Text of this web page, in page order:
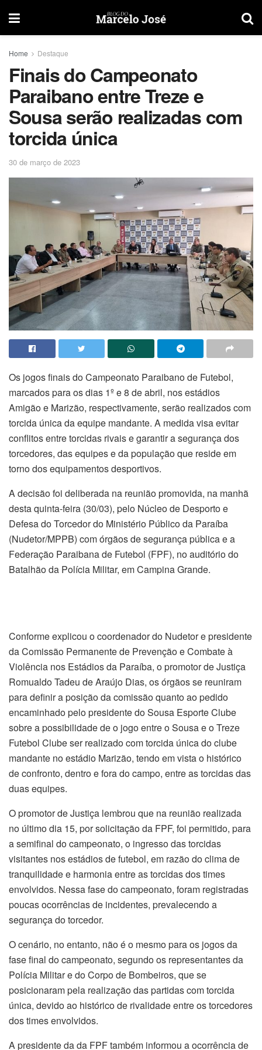
Home Destaque
Finais do Campeonato
Paraibano entre Treze e
Sousa serão realizadas com
torcida única
30 de março de 2023
Os jogos finais do Campeonato Paraibano de Futebol,
marcados para os dias 1º e 8 de abril, nos estádios
Amigão e Marizão, respectivamente, serão realizados com
torcida única da equipe mandante. A medida visa evitar
conflitos entre torcidas rivais e garantir a segurança dos
torcedores, das equipes e da população que reside em
torno dos equipamentos desportivos.
A decisão foi deliberada na reunião promovida, na manhã
desta quinta-feira (30/03), pelo Núcleo de Desporto e
Defesa do Torcedor do Ministério Público da Paraíba
(Nudetor/MPPB) com órgãos de segurança pública e a
Federação Paraibana de Futebol (FPF), no auditório do
Batalhão da Polícia Militar, em Campina Grande.
Conforme explicou o coordenador do Nudetor e presidente
da Comissão Permanente de Prevenção e Combate à
Violência nos Estádios da Paraíba, o promotor de Justiça
Romualdo Tadeu de Araújo Dias, os órgãos se reuniram
para definir a posição da comissão quanto ao pedido
encaminhado pelo presidente do Sousa Esporte Clube
sobre a possibilidade de o jogo entre o Sousa e o Treze
Futebol Clube ser realizado com torcida única do clube
mandante no estádio Marizão, tendo em vista o histórico
de confronto, dentro e fora do campo, entre as torcidas das
duas equipes.
O promotor de Justiça lembrou que na reunião realizada
no último dia 15, por solicitação da FPF, foi permitido, para
a semifinal do campeonato, o ingresso das torcidas
visitantes nos estádios de futebol, em razão do clima de
tranquilidade e harmonia entre as torcidas dos times
envolvidos. Nessa fase do campeonato, foram registradas
poucas ocorrências de incidentes, prevalecendo a
segurança do torcedor.
O cenário, no entanto, não é o mesmo para os jogos da
fase final do campeonato, segundo os representantes da
Polícia Militar e do Corpo de Bombeiros, que se
posicionaram pela realização das partidas com torcida
única, devido ao histórico de rivalidade entre os torcedores
dos times envolvidos.
A presidente da da FPF também informou a ocorrência de